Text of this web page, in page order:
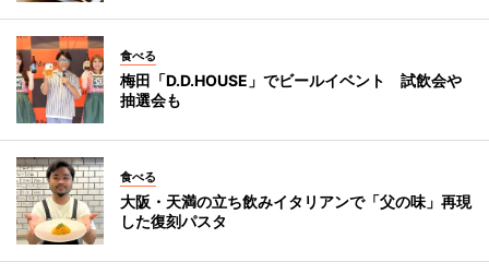
食べる
梅田「D.D.HOUSE」でビールイベント 試飲会や
抽選会も
食べる
大阪・天満の立ち飲みイタリアンで「父の味」再現
した復刻パスタ